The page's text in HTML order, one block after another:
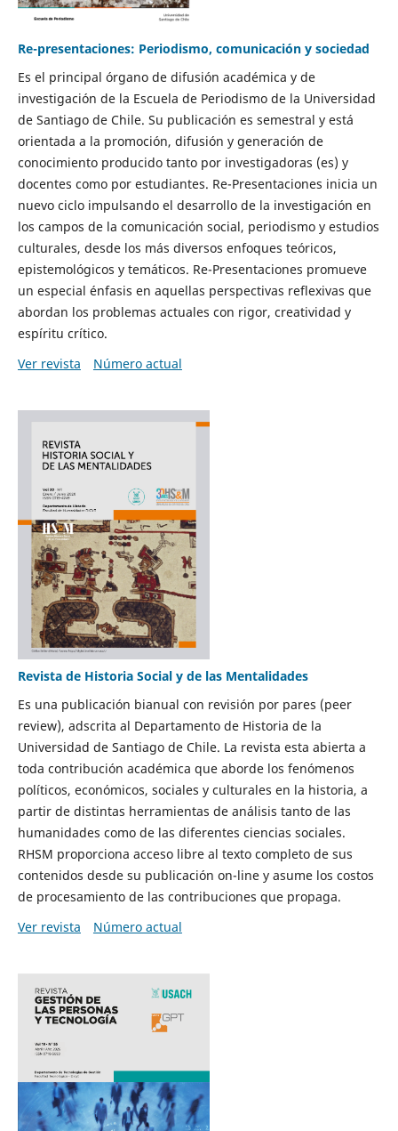
Re-presentaciones: Periodismo, comunicación y sociedad
Es el principal órgano de difusión académica y de
investigación de la Escuela de Periodismo de la Universidad
de Santiago de Chile. Su publicación es semestral y está
orientada a la promoción, difusión y generación de
conocimiento producido tanto por investigadoras (es) y
docentes como por estudiantes. Re-Presentaciones inicia un
nuevo ciclo impulsando el desarrollo de la investigación en
los campos de la comunicación social, periodismo y estudios
culturales, desde los más diversos enfoques teóricos,
epistemológicos y temáticos. Re-Presentaciones promueve
un especial énfasis en aquellas perspectivas reflexivas que
abordan los problemas actuales con rigor, creatividad y
espíritu crítico.
Ver revista
Número actual
Revista de Historia Social y de las Mentalidades
Es una publicación bianual con revisión por pares (peer
review), adscrita al Departamento de Historia de la
Universidad de Santiago de Chile. La revista esta abierta a
toda contribución académica que aborde los fenómenos
políticos, económicos, sociales y culturales en la historia, a
partir de distintas herramientas de análisis tanto de las
humanidades como de las diferentes ciencias sociales.
RHSM proporciona acceso libre al texto completo de sus
contenidos desde su publicación on-line y asume los costos
de procesamiento de las contribuciones que propaga.
Ver revista
Número actual